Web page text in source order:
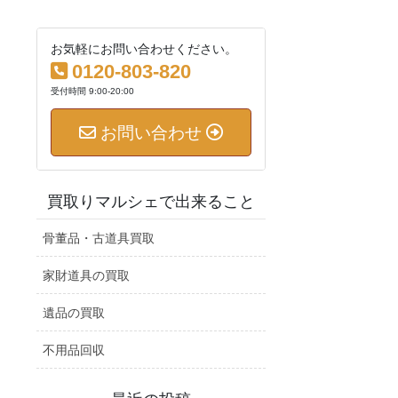
お気軽にお問い合わせください。
0120-803-820
受付時間 9:00-20:00
お問い合わせ
買取りマルシェで出来ること
骨董品・古道具買取
家財道具の買取
遺品の買取
不用品回収